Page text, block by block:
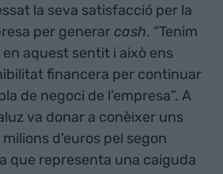
la seva satisfacció per la
per generarcash. “Tenim
aquest sentit i això ens
financera per continuar
de negoci de l’empresa”. A
va donar a conèixer uns
d’euros pel segon
que representa una caiguda